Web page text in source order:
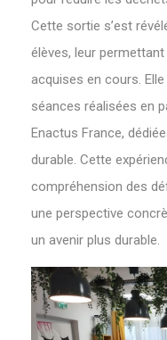
Cette sortie s’est
élèves, leur
acquises en cours.
séances réalisées en
Enactus France,
durable. Cette
compréhension des
une perspective
un avenir plus durable.